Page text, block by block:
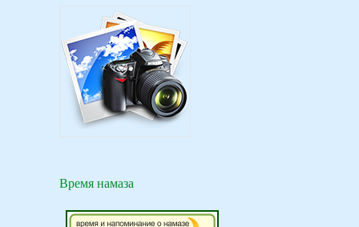
Время намаза